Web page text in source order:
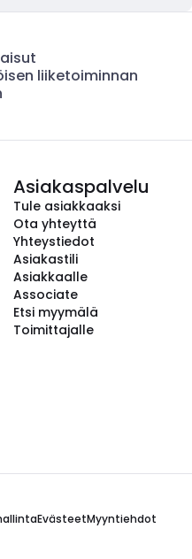
liiketoiminnan
Asiakaspalvelu
Tule asiakkaaksi
Ota yhteyttä
Yhteystiedot
Asiakastili
Asiakkaalle
Associate
Etsi myymälä
Toimittajalle
EvästeetMyyntiehdot